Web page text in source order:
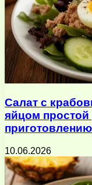
Салат с
яйцом простой
приготовлению
10.06.2026